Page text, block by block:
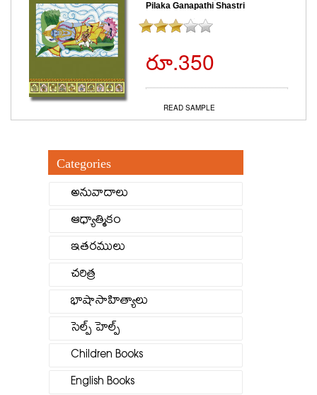
Pilaka Ganapathi Shastri
రూ.350
READ SAMPLE
Categories
అనువాదాలు
ఆధ్యాత్మికం
ఇతరములు
చరిత్ర
భాషాసాహిత్యాలు
సెల్ప్ హెల్ప్
Children Books
English Books